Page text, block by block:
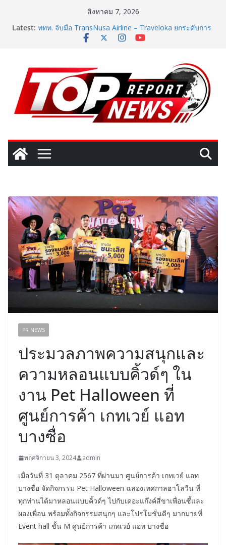
สิงหาคม 7, 2026
Latest: ททท. จับมือ TransNusa Airline – Traveloka ยกระดับการ
เชื่อมโยงไทย–อินโดนีเซีย ดันไทยสู่จุดหมายปลายทาง
ททท. สำนักงานมุมไบ เดินหน้ากลยุทธ์ Partnership 360°
ผนึก Team Thailand รุกตลาดอินเดียใต้–ศรีลังกา มุ่งยก
ระดับไทยสู่ Top of Mind Destination พร้อมเร่งกระตุ้น
การเดินทางของนักท่องเที่ยวในช่วงครึ่งปีหลัง 2569
TITONI และ UKT ฉลอง 38 ปีแห่งการเป็นพันธมิตร และ
ความสัมพันธ์อันยั่งยืนระหว่างแบรนด์นาฬิกาสวิสกับผู้แทน
ผ่านทายาทรุ่นที่ 4 ของ TITONI และผู้บริหารเจเนอเรชัน
ใหม่ของ UKT ในประเทศไทย
SME D Bank ผนึกกำลัง สถาบันอาหาร เปิดตัว
“FOODNext SME D Navigator” ชูยุทธศาสตร์ “แหล่งทุน
ผ่านแคมเปญ “One Bangkok Palette of the New
Season” เปิดประสบการณ์การใช้ชีวิตที่ครบครัน พร้อม
สิทธิพิเศษรวมมูลค่ากว่า 8.9 ล้านบาท
PR NEWS
ประมวลภาพความสนุกและ
ความหลอนแบบคิ้วด์ๆ ใน
งาน Pet Halloween ที่
ศูนย์การค้า เกทเวย์ แอท
บางซื่อ
พฤศจิกายน 3, 2024 admin
เมื่อวันที่ 31 ตุลาคม 2567 ที่ผ่านมา ศูนย์การค้า เกทเวย์ แอท
บางซื่อ จัดกิจกรรม Pet Halloween ฉลองเทศกาลฮาโลวีน ที่
ทุกท่านได้มาหลอนแบบคิ้วด์ๆ ไปกับเดอะแก๊งค์สี่ขาเพื่อนซี้และ
ผองเพื่อน พร้อมทั้งกิจกรรมสนุกๆ และโปรโมชั่นดีๆ มากมายที่
Event hall ชั้น M ศูนย์การค้า เกทเวย์ แอท บางซื่อ